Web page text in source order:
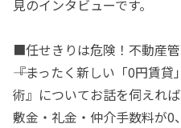
見のインタビューです。
■任せきりは危険！不動産
――『まったく新しい「0円賃
術』についてお話を伺えれ
敷金・礼金・仲介手数料が